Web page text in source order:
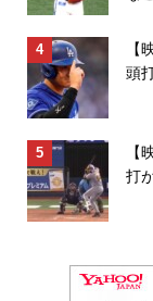
【
頭
【
打